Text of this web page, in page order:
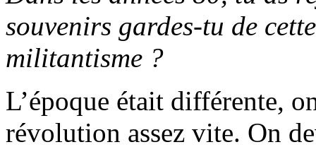
souvenirs gardes-tu de
militantisme ?
L’époque était différente,
révolution assez vite. On